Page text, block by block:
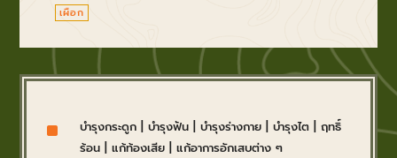
เผือก
^ บำรุงกระดูก| บำรุงฟัน| บำรุงร่างกาย| บำรุงไต| ฤทธิ์
ร้อน| แก้ท้องเสีย| แก้อาการอักเสบต่าง ๆ